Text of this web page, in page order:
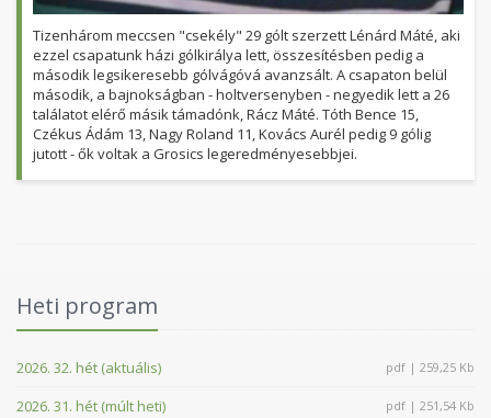
Tizenhárom meccsen "csekély" 29 gólt szerzett Lénárd Máté, aki
ezzel csapatunk házi gólkirálya lett, összesítésben pedig a
második legsikeresebb gólvágóvá avanzsált. A csapaton belül
második, a bajnokságban - holtversenyben - negyedik lett a 26
találatot elérő másik támadónk, Rácz Máté. Tóth Bence 15,
Czékus Ádám 13, Nagy Roland 11, Kovács Aurél pedig 9 gólig
jutott - ők voltak a Grosics legeredményesebbjei.
Heti program
2026. 32. hét (aktuális) pdf | 259,25 Kb
2026. 31. hét (múlt heti) pdf | 251,54 Kb